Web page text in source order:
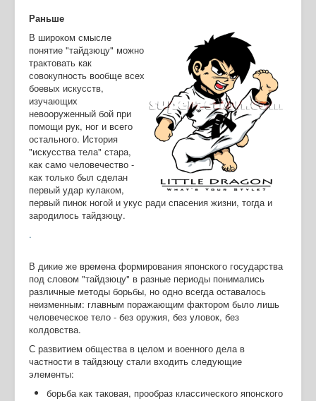
Раньше
В широком смысле
понятие "тайдзюцу" можно
трактовать как
совокупность вообще всех
боевых искусств,
изучающих
невооруженный бой при
помощи рук, ног и всего
остального. История
"искусства тела" стара,
как само человечество -
как только был сделан
первый удар кулаком,
первый пинок ногой и укус ради спасения жизни, тогда и
зародилось тайдзюцу.
.
В дикие же времена формирования японского государства
под словом "тайдзюцу" в разные периоды понимались
различные методы борьбы, но одно всегда оставалось
неизменным: главным поражающим фактором было лишь
человеческое тело - без оружия, без уловок, без
колдовства.
С развитием общества в целом и военного дела в
частности в тайдзюцу стали входить следующие
элементы:
борьба как таковая, прообраз классического японского